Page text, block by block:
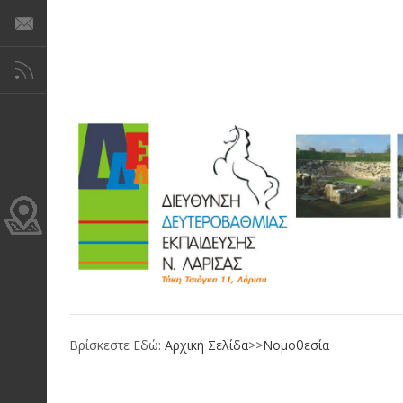
Βρίσκεστε Εδώ: Αρχική Σελίδα>>Νομοθεσία